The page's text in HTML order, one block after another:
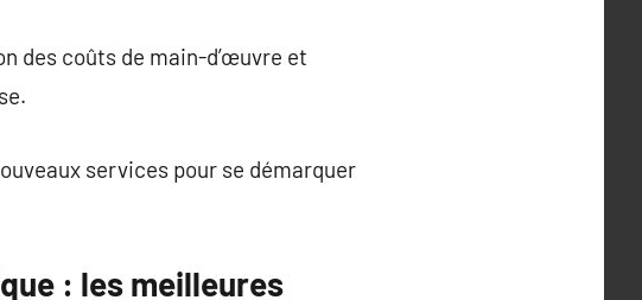
des coûts de main-d’œuvre et
services pour se démarquer
: les meilleures